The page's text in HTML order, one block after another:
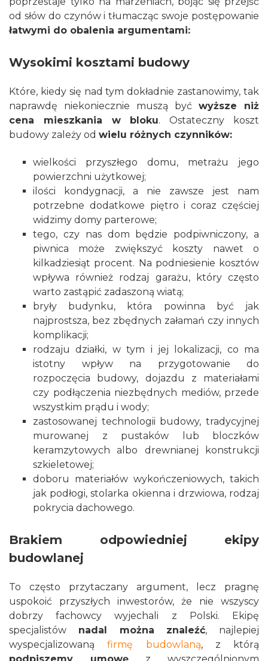
od słów do czynów i tłumacząc swoje postępowanie
łatwymi do obalenia argumentami:
Wysokimi kosztami budowy
Które, kiedy się nad tym dokładnie zastanowimy, tak
naprawdę niekoniecznie muszą być wyższe niż
cena mieszkania w bloku. Ostateczny koszt
budowy zależy od wielu różnych czynników:
wielkości przyszłego domu, metrażu jego
powierzchni użytkowej;
ilości kondygnacji, a nie zawsze jest nam
potrzebne dodatkowe piętro i coraz częściej
widzimy domy parterowe;
tego, czy nas dom będzie podpiwniczony, a
piwnica może zwiększyć koszty nawet o
kilkadziesiąt procent. Na podniesienie kosztów
wpływa również rodzaj garażu, który często
warto zastąpić zadaszoną wiatą;
bryły budynku, która powinna być jak
najprostsza, bez zbędnych załamań czy innych
komplikacji;
rodzaju działki, w tym i jej lokalizacji, co ma
istotny wpływ na przygotowanie do
rozpoczęcia budowy, dojazdu z materiałami
czy podłączenia niezbędnych mediów, przede
wszystkim prądu i wody;
zastosowanej technologii budowy, tradycyjnej
murowanej z pustaków lub bloczków
keramzytowych albo drewnianej konstrukcji
szkieletowej;
doboru materiałów wykończeniowych, takich
jak podłogi,stolarka okienna i drzwiowa, rodzaj
pokrycia dachowego.
Brakiem odpowiedniej ekipy
budowlanej
To często przytaczany argument, lecz pragnę
uspokoić przyszłych inwestorów, że nie wszyscy
dobrzy fachowcy wyjechali z Polski. Ekipę
specjalistów nadal można znaleźć, najlepiej
wyspecjalizowanąfirmę budowlaną, z którą